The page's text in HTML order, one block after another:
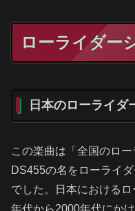
ローライダー
日本のローライダ
この楽曲は「全国のロ
DS455の名をローライ
でした。日本における